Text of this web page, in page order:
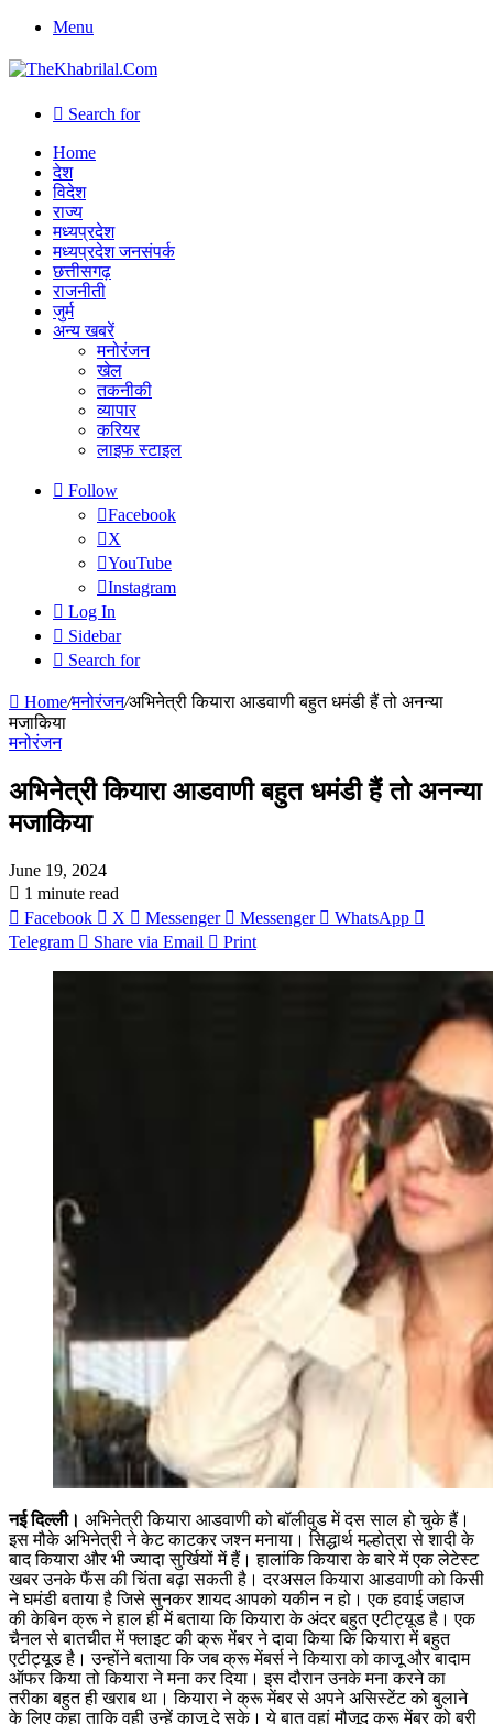
Menu
Search for
Home
देश
विदेश
राज्य
मध्यप्रदेश
मध्यप्रदेश जनसंपर्क
छत्तीसगढ़
राजनीती
जुर्म
अन्य खबरें
मनोरंजन
खेल
तकनीकी
व्यापार
करियर
लाइफ स्टाइल
Follow
Facebook
X
YouTube
Instagram
Log In
Sidebar
Search for
Home/मनोरंजन/अभिनेत्री कियारा आडवाणी बहुत धमंडी हैं तो अनन्या
मजाकिया
मनोरंजन
अभिनेत्री कियारा आडवाणी बहुत धमंडी हैं तो अनन्या
मजाकिया
June 19, 2024
1 minute read
Facebook
X Messenger Messenger
WhatsApp
Telegram
Share via Email Print
नई दिल्ली। अभिनेत्री कियारा आडवाणी को बॉलीवुड में दस साल हो चुके हैं।
इस मौके अभिनेत्री ने केट काटकर जश्न मनाया। सिद्धार्थ मल्होत्रा से शादी के
बाद कियारा और भी ज्यादा सुर्खियों में हैं। हालांकि कियारा के बारे में एक लेटेस्ट
खबर उनके फैंस की चिंता बढ़ा सकती है। दरअसल कियारा आडवाणी को किसी
ने घमंडी बताया है जिसे सुनकर शायद आपको यकीन न हो। एक हवाई जहाज
की केबिन क्रू ने हाल ही में बताया कि कियारा के अंदर बहुत एटीट्यूड है। एक
चैनल से बातचीत में फ्लाइट की क्रू मेंबर ने दावा किया कि कियारा में बहुत
एटीट्यूड है। उन्होंने बताया कि जब क्रू मेंबर्स ने कियारा को काजू और बादाम
ऑफर किया तो कियारा ने मना कर दिया। इस दौरान उनके मना करने का
तरीका बहुत ही खराब था। कियारा ने क्रू मेंबर से अपने असिस्टेंट को बुलाने
के लिए कहा ताकि वही उन्हें काजू दे सके। ये बात वहां मौजूद क्रू मेंबर को बुरी